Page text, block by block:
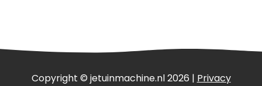
Copyright © jetuinmachine.nl 2026 | Privacy